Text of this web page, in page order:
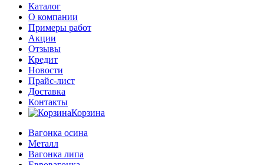
Каталог
О компании
Примеры работ
Акции
Отзывы
Кредит
Новости
Прайс-лист
Доставка
Контакты
Корзина
Вагонка осина
Металл
Вагонка липа